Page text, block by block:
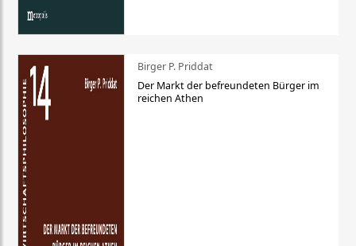
Birger P. Priddat
Der Markt der befreundeten Bürger im
reichen Athen